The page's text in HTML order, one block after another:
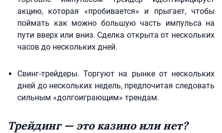
акцию, которая «пробивается» и прыгает, чтобы
поймать как можно большую часть импульса на
пути вверх или вниз. Сделка открыта от нескольких
часов до нескольких дней.
Свинг-трейдеры. Торгуют на рынке от нескольких
дней до нескольких недель, предпочитая следовать
сильным «долгоиграющим» трендам.
Трейдинг — это казино или нет?